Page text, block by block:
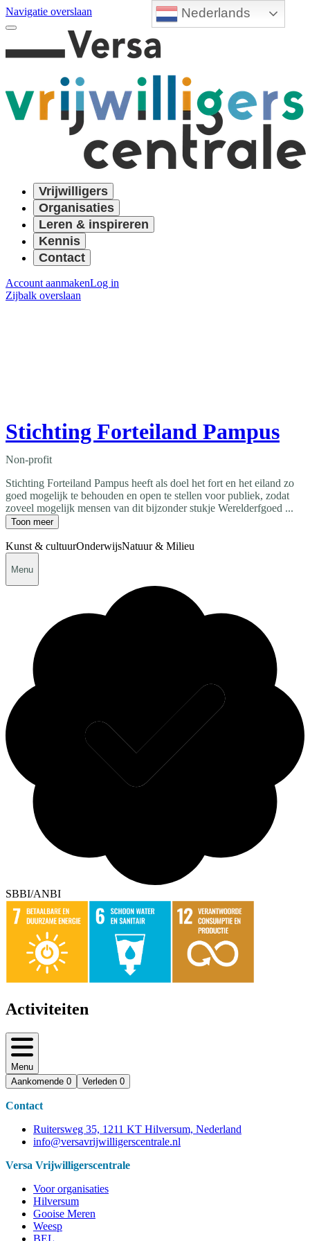
Nederlands
Navigatie overslaan
Vrijwilligers
Organisaties
Leren & inspireren
Kennis
Contact
Account aanmakenLog in
Zijbalk overslaan
Stichting Forteiland Pampus
Non-profit
Stichting Forteiland Pampus heeft als doel het fort en het eiland zo
goed mogelijk te behouden en open te stellen voor publiek, zodat
zoveel mogelijk mensen van dit bijzonder stukje Werelderfgoed ...
Toon meer
Kunst & cultuurOnderwijsNatuur & Milieu
Menu
SBBI/ANBI
Activiteiten
Menu
Aankomende 0 Verleden 0
Contact
Ruitersweg 35, 1211 KT Hilversum, Nederland
info@versavrijwilligerscentrale.nl
Versa Vrijwilligerscentrale
Voor organisaties
Hilversum
Gooise Meren
Weesp